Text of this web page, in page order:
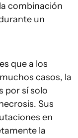
combinación
un
que a los
casos, la
por sí solo
Sus
en
la